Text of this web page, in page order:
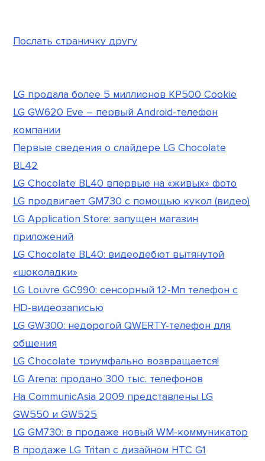
Послать страничку другу
LG продала более 5 миллионов KP500 Cookie
LG GW620 Eve – первый Android-телефон
компании
Первые сведения о слайдере LG Chocolate
BL42
LG Chocolate BL40 впервые на «живых» фото
LG продвигает GM730 с помощью кукол (видео)
LG Application Store: запущен магазин
приложений
LG Chocolate BL40: видеодебют вытянутой
«шоколадки»
LG Louvre GC990: сенсорный 12-Мп телефон с
HD-видеозаписью
LG GW300: недорогой QWERTY-телефон для
общения
LG Chocolate триумфально возвращается!
LG Arena: продано 300 тыс. телефонов
На CommunicAsia 2009 представлены LG
GW550 и GW525
LG GM730: в продаже новый WM-коммуникатор
В продаже LG Tritan с дизайном HTC G1